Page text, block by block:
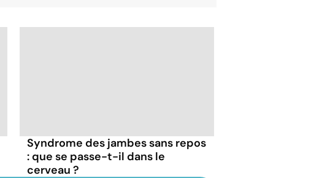
Syndrome des jambes sans repos
: que se passe-t-il dans le
cerveau ?